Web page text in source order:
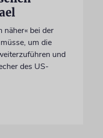
näher« bei der
um die
und
des US-